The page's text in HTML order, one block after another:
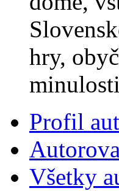
hry,
Profil
Všetky